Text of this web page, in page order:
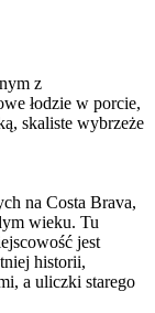
z
łodzie w porcie,
skaliste wybrzeże
na Costa Brava,
wieku. Tu
jest
historii,
a uliczki starego